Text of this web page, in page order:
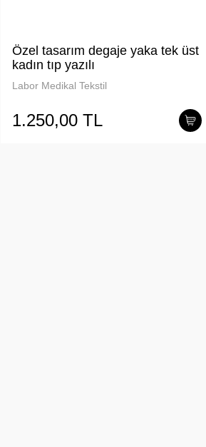
Özel tasarım degaje yaka tek üst
kadın tıp yazılı
Labor Medikal Tekstil
1.250,00 TL